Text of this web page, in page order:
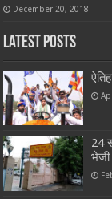
December 20, 2018
Latest Posts
24
भेजी